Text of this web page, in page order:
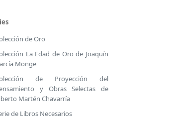
de Oro
La Edad de Oro de Joaquín
Monge
de Proyección del
y Obras Selectas de
Martén Chavarría
de Libros Necesarios